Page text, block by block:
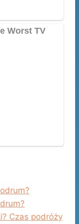
Czas podróży